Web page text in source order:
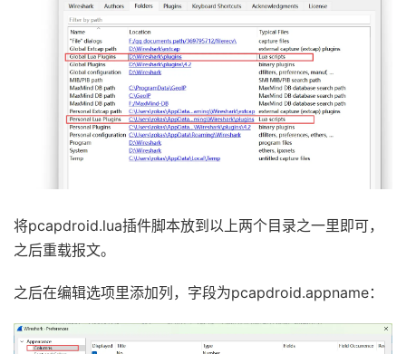
将pcapdroid.lua插件脚本放到以上两个目录之一里即可，
之后重载报文。
之后在编辑选项里添加列，字段为pcapdroid.appname：